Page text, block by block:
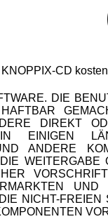
CD
DIE
DIREKT
IN EINIGEN
ANDERE
NICHT-